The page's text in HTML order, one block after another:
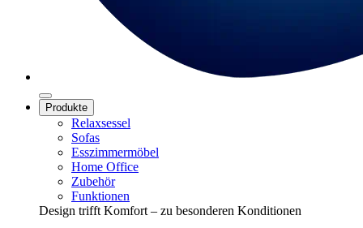
Produkte
Relaxsessel
Sofas
Esszimmermöbel
Home Office
Zubehör
Funktionen
Design trifft Komfort – zu besonderen Konditionen